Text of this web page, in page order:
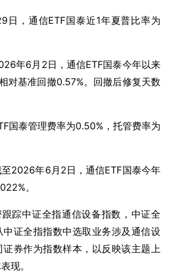
日，通信ETF国泰近1年夏普比率为
年6月2日，通信ETF国泰今年以来
对基准回撤0.57%。回撤后修复天数
国泰管理费率为0.50%，托管费率为
2026年6月2日，通信ETF国泰今年
。
踪中证全指通信设备指数，中证全
证全指指数中选取业务涉及通信设
证券作为指数样本，以反映该主题上
现。